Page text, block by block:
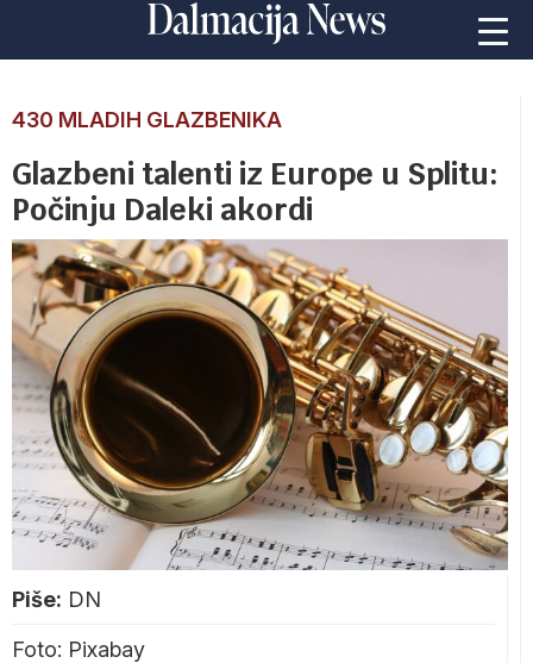
430 MLADIH GLAZBENIKA
Glazbeni talenti iz Europe u Splitu:
Počinju Daleki akordi
Piše: DN
Foto: Pixabay